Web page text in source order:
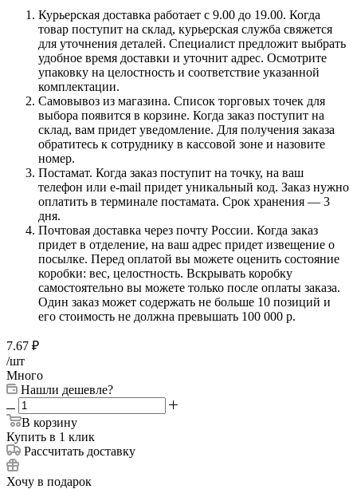
Курьерская доставка работает с 9.00 до 19.00. Когда
товар поступит на склад, курьерская служба свяжется
для уточнения деталей. Специалист предложит выбрать
удобное время доставки и уточнит адрес. Осмотрите
упаковку на целостность и соответствие указанной
комплектации.
Самовывоз из магазина. Список торговых точек для
выбора появится в корзине. Когда заказ поступит на
склад, вам придет уведомление. Для получения заказа
обратитесь к сотруднику в кассовой зоне и назовите
номер.
Постамат. Когда заказ поступит на точку, на ваш
телефон или e-mail придет уникальный код. Заказ нужно
оплатить в терминале постамата. Срок хранения — 3
дня.
Почтовая доставка через почту России. Когда заказ
придет в отделение, на ваш адрес придет извещение о
посылке. Перед оплатой вы можете оценить состояние
коробки: вес, целостность. Вскрывать коробку
самостоятельно вы можете только после оплаты заказа.
Один заказ может содержать не больше 10 позиций и
его стоимость не должна превышать 100 000 р.
7.67 ₽
/шт
Много
Нашли дешевле?
В корзину
Купить в 1 клик
Рассчитать доставку
Хочу в подарок